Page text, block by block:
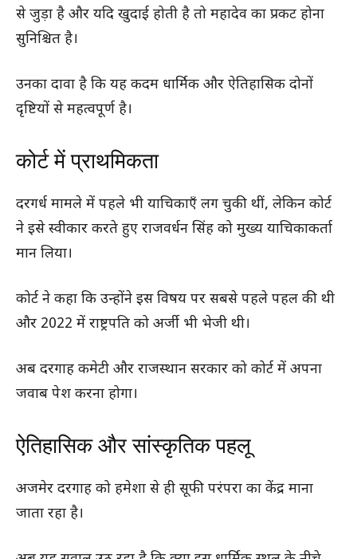
से जुड़ा है और यदि खुदाई होती है तो महादेव का प्रकट होना
सुनिश्चित है।
उनका दावा है कि यह कदम धार्मिक और ऐतिहासिक दोनों
दृष्टियों से महत्वपूर्ण है।
कोर्ट में प्राथमिकता
दरगर्ध मामले में पहले भी याचिकाएँ लग चुकी थीं, लेकिन कोर्ट
ने इसे स्वीकार करते हुए राजवर्धन सिंह को मुख्य याचिकाकर्ता
मान लिया।
कोर्ट ने कहा कि उन्होंने इस विषय पर सबसे पहले पहल की थी
और 2022 में राष्ट्रपति को अर्जी भी भेजी थी।
अब दरगाह कमेटी और राजस्थान सरकार को कोर्ट में अपना
जवाब पेश करना होगा।
ऐतिहासिक और सांस्कृतिक पहलू
अजमेर दरगाह को हमेशा से ही सूफी परंपरा का केंद्र माना
जाता रहा है।